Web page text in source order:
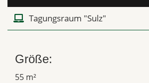
Tagungsraum "Sulz"
Größe:
55 m²